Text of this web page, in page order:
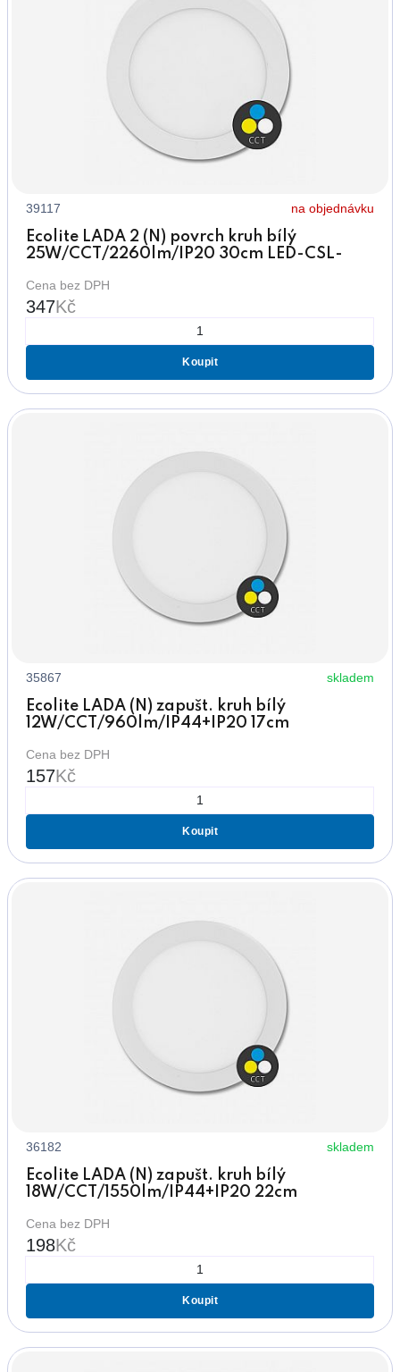
39117 na objednávku
Ecolite LADA 2 (N) povrch kruh bílý
25W/CCT/2260lm/IP20 30cm LED-CSL-
Cena bez DPH
347Kč
Koupit
35867 skladem
Ecolite LADA (N) zapušt. kruh bílý
12W/CCT/960lm/IP44+IP20 17cm
Cena bez DPH
157Kč
Koupit
36182 skladem
Ecolite LADA (N) zapušt. kruh bílý
18W/CCT/1550lm/IP44+IP20 22cm
Cena bez DPH
198Kč
Koupit